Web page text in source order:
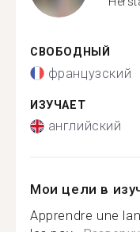
СВОБОДНЫЙ
французский
ИЗУЧАЕТ
английский
Мои цели в
Apprendre une